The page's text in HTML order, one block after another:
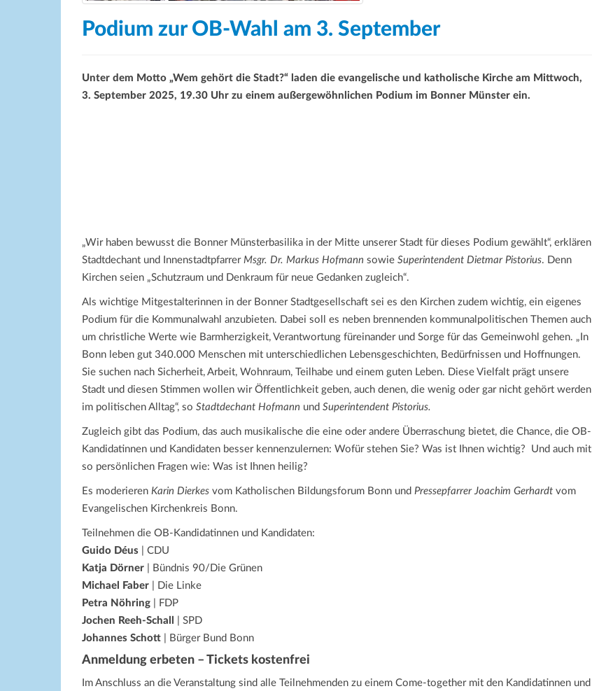
Podium zur OB-Wahl am 3. September
Unter dem Motto „Wem gehört die Stadt?“ laden die evangelische und katholische Kirche am Mittwoch,
3. September 2025, 19.30 Uhr zu einem außergewöhnlichen Podium im Bonner Münster ein.
„Wir haben bewusst die Bonner Münsterbasilika in der Mitte unserer Stadt für dieses Podium gewählt“, erklären
Stadtdechant und Innenstadtpfarrer Msgr. Dr. Markus Hofmann sowie Superintendent Dietmar Pistorius. Denn
Kirchen seien „Schutzraum und Denkraum für neue Gedanken zugleich“.
Als wichtige Mitgestalterinnen in der Bonner Stadtgesellschaft sei es den Kirchen zudem wichtig, ein eigenes
Podium für die Kommunalwahl anzubieten. Dabei soll es neben brennenden kommunalpolitischen Themen auch
um christliche Werte wie Barmherzigkeit, Verantwortung füreinander und Sorge für das Gemeinwohl gehen. „In
Bonn leben gut 340.000 Menschen mit unterschiedlichen Lebensgeschichten, Bedürfnissen und Hoffnungen.
Sie suchen nach Sicherheit, Arbeit, Wohnraum, Teilhabe und einem guten Leben. Diese Vielfalt prägt unsere
Stadt und diesen Stimmen wollen wir Öffentlichkeit geben, auch denen, die wenig oder gar nicht gehört werden
im politischen Alltag“, so Stadtdechant Hofmann und Superintendent Pistorius.
Zugleich gibt das Podium, das auch musikalische die eine oder andere Überraschung bietet, die Chance, die OB-
Kandidatinnen und Kandidaten besser kennenzulernen: Wofür stehen Sie? Was ist Ihnen wichtig? Und auch mit
so persönlichen Fragen wie: Was ist Ihnen heilig?
Es moderieren Karin Dierkes vom Katholischen Bildungsforum Bonn und Pressepfarrer Joachim Gerhardt vom
Evangelischen Kirchenkreis Bonn.
Teilnehmen die OB-Kandidatinnen und Kandidaten:
Guido Déus | CDU
Katja Dörner | Bündnis 90/Die Grünen
Michael Faber | Die Linke
Petra Nöhring | FDP
Jochen Reeh-Schall
| SPD
Johannes Schott | Bürger Bund Bonn
Anmeldung erbeten – Tickets kostenfrei
Im Anschluss an die Veranstaltung sind alle Teilnehmenden zu einem Come-together mit den Kandidatinnen und